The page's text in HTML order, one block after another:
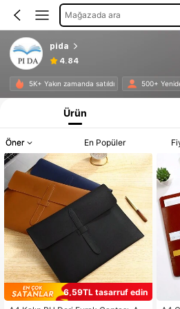
Mağazada ara
pida
4.84
5K+ Yakın zamanda satıldı 500+
Ürün
Öner En Popüler
6,59TL tasarruf edin